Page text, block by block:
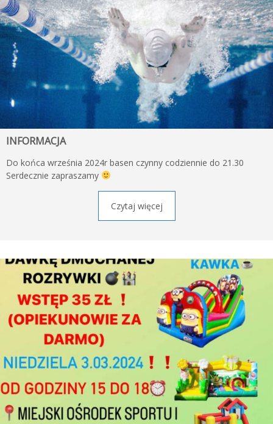
INFORMACJA
Do końca września 2024r basen czynny codziennie do 21.30
Serdecznie zapraszamy
Czytaj więcej